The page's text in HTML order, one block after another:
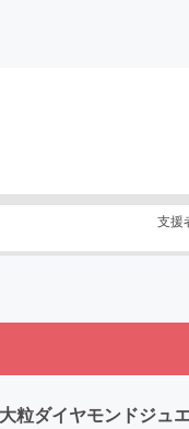
支援
ダイヤモンドジュエ